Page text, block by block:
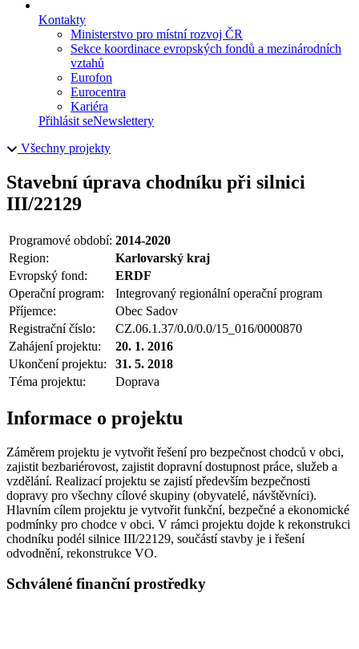
Kontakty
Ministerstvo pro místní rozvoj ČR
Sekce koordinace evropských fondů a mezinárodních
vztahů
Eurofon
Eurocentra
Kariéra
Přihlásit seNewslettery
Všechny projekty
Stavební úprava chodníku při silnici
III/22129
Programové období: 2014-2020
Region:
Karlovarský kraj
Evropský fond:
ERDF
Operační program:
Integrovaný regionální operační program
Příjemce:
Obec Sadov
Registrační číslo:
CZ.06.1.37/0.0/0.0/15_016/0000870
Zahájení projektu:
20. 1. 2016
Ukončení projektu:
31. 5. 2018
Téma projektu:
Doprava
Informace o projektu
Záměrem projektu je vytvořit řešení pro bezpečnost chodců v obci,
zajistit bezbariérovost, zajistit dopravní dostupnost práce, služeb a
vzdělání. Realizací projektu se zajistí především bezpečnosti
dopravy pro všechny cílové skupiny (obyvatelé, návštěvníci).
Hlavním cílem projektu je vytvořit funkční, bezpečné a ekonomické
podmínky pro chodce v obci. V rámci projektu dojde k rekonstrukci
chodníku podél silnice III/22129, součástí stavby je i řešení
odvodnění, rekonstrukce VO.
Schválené finanční prostředky